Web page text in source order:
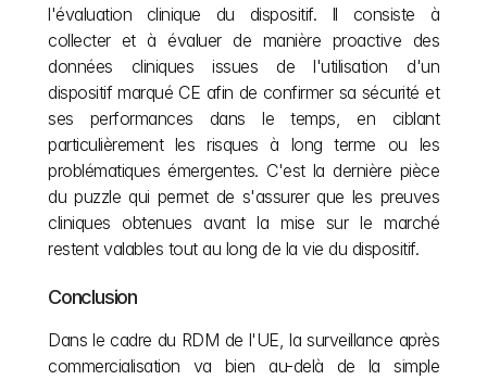
l'évaluation clinique du dispositif. Il consiste à
collecter et à évaluer de manière proactive des
données cliniques issues de l'utilisation d'un
dispositif marqué CE afin de confirmer sa sécurité et
ses performances dans le temps, en ciblant
particulièrement les risques à long terme ou les
problématiques émergentes. C'est la dernière pièce
du puzzle qui permet de s'assurer que les preuves
cliniques obtenues avant la mise sur le marché
restent valables tout au long de la vie du dispositif.
Conclusion
Dans le cadre du RDM de l'UE, la surveillance après
commercialisation va bien au-delà de la simple